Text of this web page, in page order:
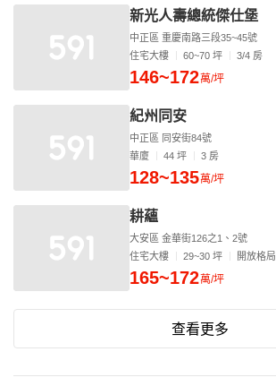
新光人壽總統傑仕堡
中正區 重慶南路三段35~45號
住宅大樓
60~70 坪 3/4 房
146~172萬/坪
紀州同安
中正區 同安街84號
華廈
44 坪 3 房
128~135萬/坪
耕蘊
大安區 金華街126之1、2號
住宅大樓
29~30 坪 開放格局
165~172萬/坪
查看更多